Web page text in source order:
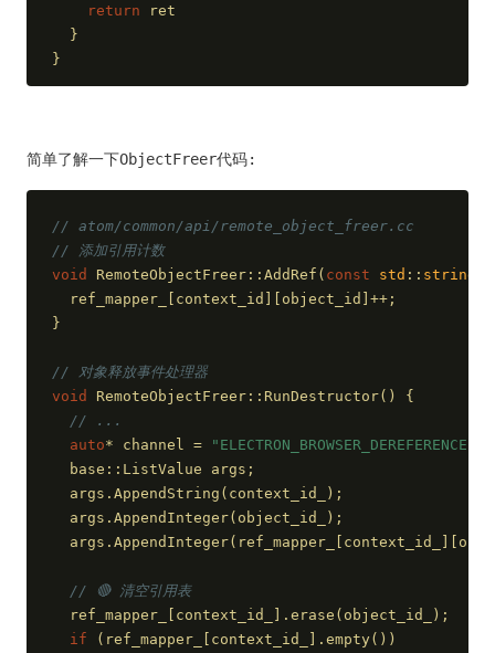
return ret
  }
}
简单了解一下ObjectFreer代码:
// atom/common/api/remote_object_freer.cc
// 添加引用计数
void
RemoteObjectFreer::AddRef( const std :: string
  ref_mapper_[context_id][object_id]++;
}
// 对象释放事件处理器
void
RemoteObjectFreer::RunDestructor() {
// ...
auto* channel = "ELECTRON_BROWSER_DEREFERENCE"
  base::ListValue args;
  args.AppendString(context_id_);
  args.AppendInteger(object_id_);
// 🔴 清空引用表
  ref_mapper_[context_id_].erase(object_id_);
if (ref_mapper_[context_id_].empty())